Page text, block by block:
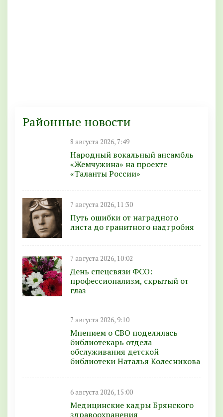
Районные новости
8 августа 2026, 7:49
Народный вокальный ансамбль
«Жемчужина» на проекте
«Таланты России»
7 августа 2026, 11:30
Путь ошибки от наградного
листа до гранитного надгробия
7 августа 2026, 10:02
День спецсвязи ФСО:
профессионализм, скрытый от
глаз
7 августа 2026, 9:10
Мнением о СВО поделилась
библиотекарь отдела
обслуживания детской
библиотеки Наталья Колесникова
6 августа 2026, 15:00
Медицинские кадры Брянского
здравоохранения